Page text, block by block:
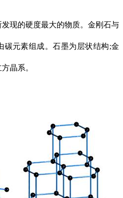
现的硬度最大的物质。金刚石与
碳元素组成。石墨为层状结构;金
晶系。